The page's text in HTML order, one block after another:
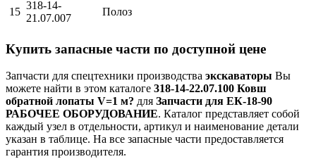
15
318-14-
21.07.007
Полоз
Купить запасные части по доступной цене
Запчасти для спецтехники производства экскаваторы Вы
можете найти в этом каталоге 318-14-22.07.100 Ковш
обратной лопаты V=1 м? для Запчасти для ЕК-18-90
РАБОЧЕЕ ОБОРУДОВАНИЕ. Каталог представляет собой
каждый узел в отдельности, артикул и наименование детали
указан в таблице. На все запасные части предоставляется
гарантия производителя.